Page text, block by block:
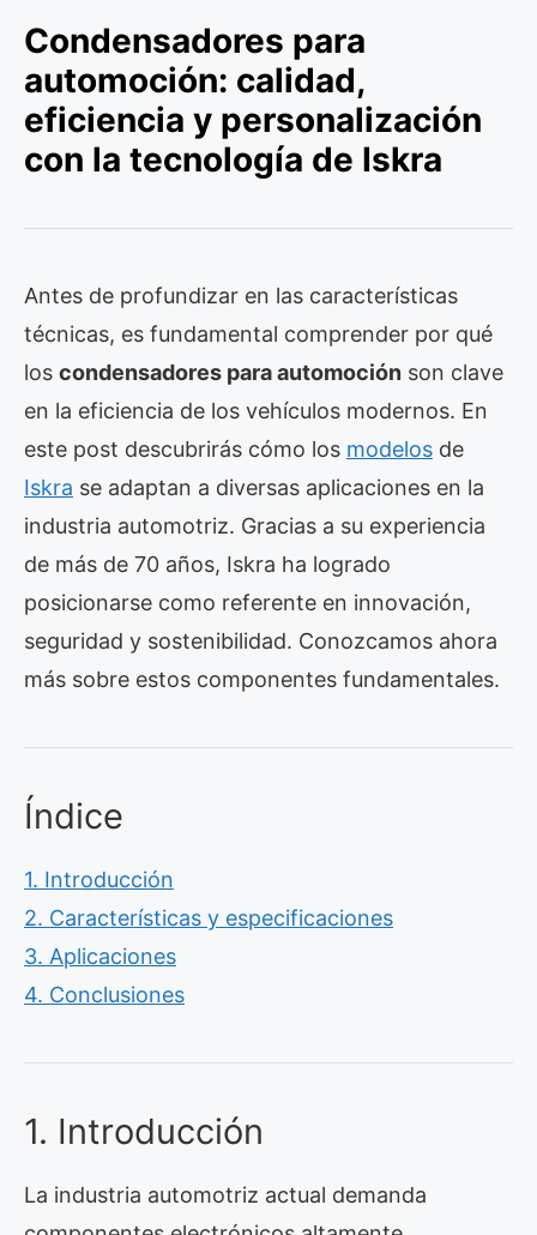
Condensadores para
automoción: calidad,
eficiencia y personalización
con la tecnología de Iskra
Antes de profundizar en las características
técnicas, es fundamental comprender por qué
los condensadores para automoción son clave
en la eficiencia de los vehículos modernos. En
este post descubrirás cómo los modelos de
Iskra se adaptan a diversas aplicaciones en la
industria automotriz. Gracias a su experiencia
de más de 70 años, Iskra ha logrado
posicionarse como referente en innovación,
seguridad y sostenibilidad. Conozcamos ahora
más sobre estos componentes fundamentales.
Índice
1. Introducción
2. Características y especificaciones
3. Aplicaciones
4. Conclusiones
1. Introducción
La industria automotriz actual demanda